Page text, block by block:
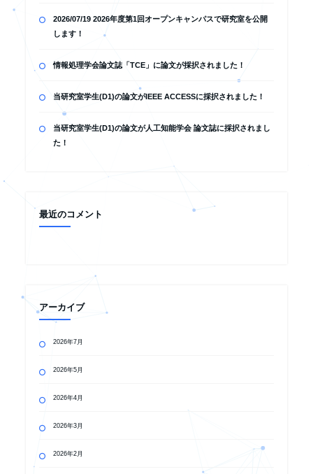
2026/07/19 2026年度第1回オープンキャンパスで研究室を公開
します！
情報処理学会論文誌「TCE」に論文が採択されました！
当研究室学生(D1)の論文がIEEE ACCESSに採択されました！
当研究室学生(D1)の論文が人工知能学会 論文誌に採択されまし
た！
最近のコメント
アーカイブ
2026年7月
2026年5月
2026年4月
2026年3月
2026年2月